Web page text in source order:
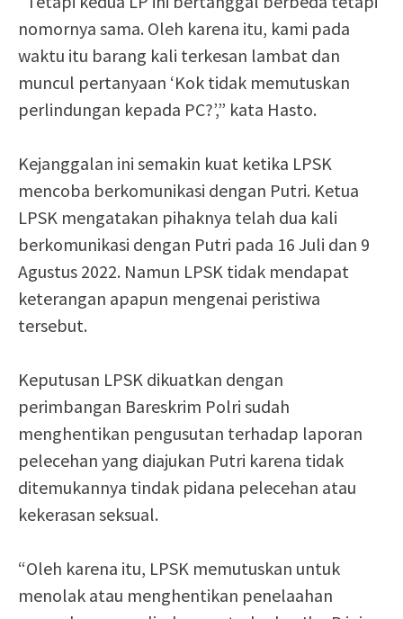
nomornya sama. Oleh karena itu, kami pada
waktu itu barang kali terkesan lambat dan
muncul pertanyaan ‘Kok tidak memutuskan
perlindungan kepada PC?’,” kata Hasto.
Kejanggalan ini semakin kuat ketika LPSK
mencoba berkomunikasi dengan Putri. Ketua
LPSK mengatakan pihaknya telah dua kali
berkomunikasi dengan Putri pada 16 Juli dan 9
Agustus 2022. Namun LPSK tidak mendapat
keterangan apapun mengenai peristiwa
tersebut.
Keputusan LPSK dikuatkan dengan
perimbangan Bareskrim Polri sudah
menghentikan pengusutan terhadap laporan
pelecehan yang diajukan Putri karena tidak
ditemukannya tindak pidana pelecehan atau
kekerasan seksual.
“Oleh karena itu, LPSK memutuskan untuk
menolak atau menghentikan penelaahan